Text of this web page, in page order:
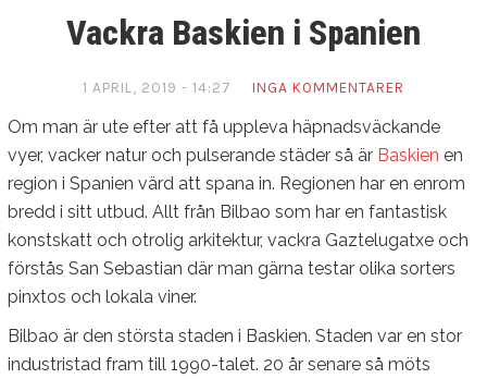
Vackra Baskien i Spanien
1 APRIL, 2019 - 14:27 INGA KOMMENTARER
Om man är ute efter att få uppleva häpnadsväckande
vyer, vacker natur och pulserande städer så är Baskien en
region i Spanien värd att spana in. Regionen har en enrom
bredd i sitt utbud. Allt från Bilbao som har en fantastisk
konstskatt och otrolig arkitektur, vackra Gaztelugatxe och
förstås San Sebastian där man gärna testar olika sorters
pinxtos och lokala viner.
Bilbao är den största staden i Baskien. Staden var en stor
industristad fram till 1990-talet. 20 år senare så möts